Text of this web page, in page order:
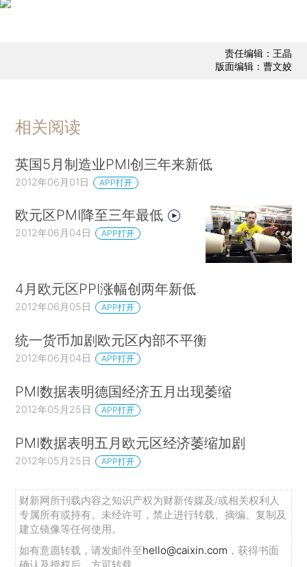
责任编辑：王晶
版面编辑：曹文姣
相关阅读
英国5月制造业PMI创三年来新低
2012年06月01日 APP打开
欧元区PMI降至三年最低
2012年06月04日 APP打开
4月欧元区PPI涨幅创两年新低
2012年06月05日 APP打开
统一货币加剧欧元区内部不平衡
2012年06月04日 APP打开
PMI数据表明德国经济五月出现萎缩
2012年05月25日 APP打开
PMI数据表明五月欧元区经济萎缩加剧
2012年05月25日 APP打开
财新网所刊载内容之知识产权为财新传媒及/或相关权利人
专属所有或持有。未经许可，禁止进行转载、摘编、复制及
建立镜像等任何使用。
如有意愿转载，请发邮件至hello@caixin.com ，获得书面